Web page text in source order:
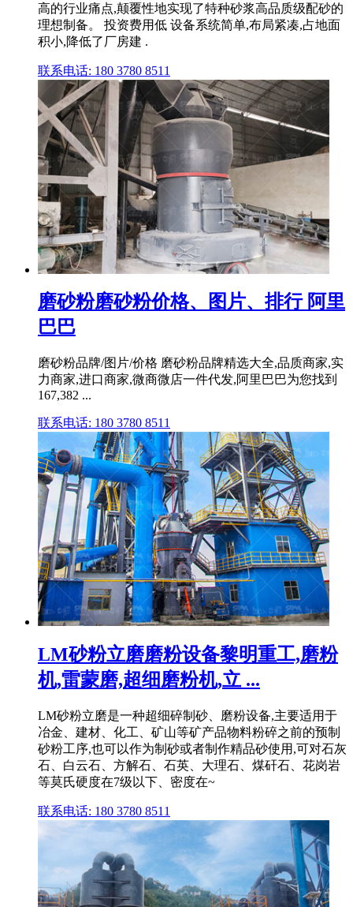
高的行业痛点,颠覆性地实现了特种砂浆高品质级配砂的
理想制备。 投资费用低 设备系统简单,布局紧凑,占地面
积小,降低了厂房建 .
联系电话: 180 3780 8511
磨砂粉磨砂粉价格、图片、排行 阿里
巴巴
磨砂粉品牌/图片/价格 磨砂粉品牌精选大全,品质商家,实
力商家,进口商家,微商微店一件代发,阿里巴巴为您找到
167,382 ...
联系电话: 180 3780 8511
LM砂粉立磨磨粉设备黎明重工,磨粉
机,雷蒙磨,超细磨粉机,立 ...
LM砂粉立磨是一种超细碎制砂、磨粉设备,主要适用于
冶金、建材、化工、矿山等矿产品物料粉碎之前的预制
砂粉工序,也可以作为制砂或者制作精品砂使用,可对石灰
石、白云石、方解石、石英、大理石、煤矸石、花岗岩
等莫氏硬度在7级以下、密度在~
联系电话: 180 3780 8511